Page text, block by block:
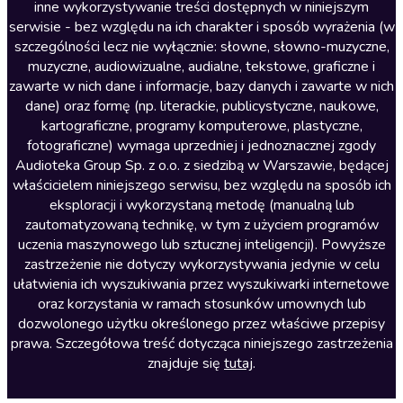
Literatura faktu
Literatura obyczajowa
Literatura piękna obca
Literatura piękna polska
Nagrania relaksacyjne
Nauka języków
Nauki humanistyczne
Podcasty i audycje
Polityka
Prasa
Religia
Romans
inne wykorzystywanie treści dostępnych w niniejszym
serwisie - bez względu na ich charakter i sposób wyrażenia (w
szczególności lecz nie wyłącznie: słowne, słowno-muzyczne,
muzyczne, audiowizualne, audialne, tekstowe, graficzne i
zawarte w nich dane i informacje, bazy danych i zawarte w nich
dane) oraz formę (np. literackie, publicystyczne, naukowe,
kartograficzne, programy komputerowe, plastyczne,
fotograficzne) wymaga uprzedniej i jednoznacznej zgody
Audioteka Group Sp. z o.o. z siedzibą w Warszawie, będącej
właścicielem niniejszego serwisu, bez względu na sposób ich
eksploracji i wykorzystaną metodę (manualną lub
zautomatyzowaną technikę, w tym z użyciem programów
uczenia maszynowego lub sztucznej inteligencji). Powyższe
zastrzeżenie nie dotyczy wykorzystywania jedynie w celu
ułatwienia ich wyszukiwania przez wyszukiwarki internetowe
oraz korzystania w ramach stosunków umownych lub
dozwolonego użytku określonego przez właściwe przepisy
prawa. Szczegółowa treść dotycząca niniejszego zastrzeżenia
znajduje się tutaj.